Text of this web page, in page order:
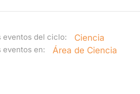
eventos del ciclo: Ciencia
eventos en: Área de Ciencia